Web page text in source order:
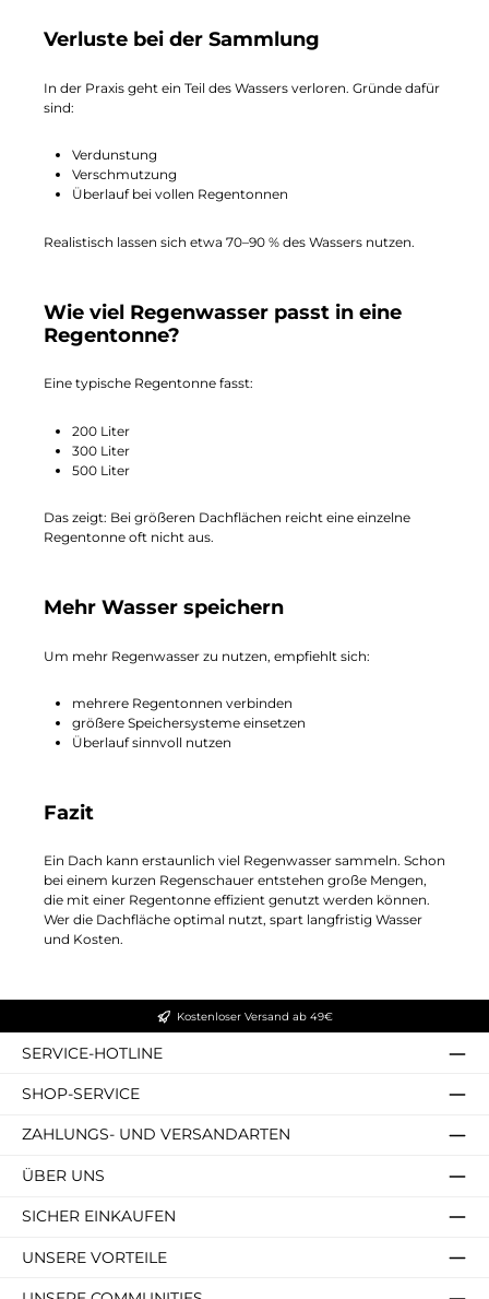
Verluste bei der Sammlung
In der Praxis geht ein Teil des Wassers verloren. Gründe dafür
sind:
Verdunstung
Verschmutzung
Überlauf bei vollen Regentonnen
Realistisch lassen sich etwa 70–90 % des Wassers nutzen.
Wie viel Regenwasser passt in eine
Regentonne?
Eine typische Regentonne fasst:
200 Liter
300 Liter
500 Liter
Das zeigt: Bei größeren Dachflächen reicht eine einzelne
Regentonne oft nicht aus.
Mehr Wasser speichern
Um mehr Regenwasser zu nutzen, empfiehlt sich:
mehrere Regentonnen verbinden
größere Speichersysteme einsetzen
Überlauf sinnvoll nutzen
Fazit
Ein Dach kann erstaunlich viel Regenwasser sammeln. Schon
bei einem kurzen Regenschauer entstehen große Mengen,
die mit einer Regentonne effizient genutzt werden können.
Wer die Dachfläche optimal nutzt, spart langfristig Wasser
und Kosten.
Kostenloser Versand ab 49€
SERVICE-HOTLINE
SHOP-SERVICE
ZAHLUNGS- UND VERSANDARTEN
ÜBER UNS
SICHER EINKAUFEN
UNSERE VORTEILE